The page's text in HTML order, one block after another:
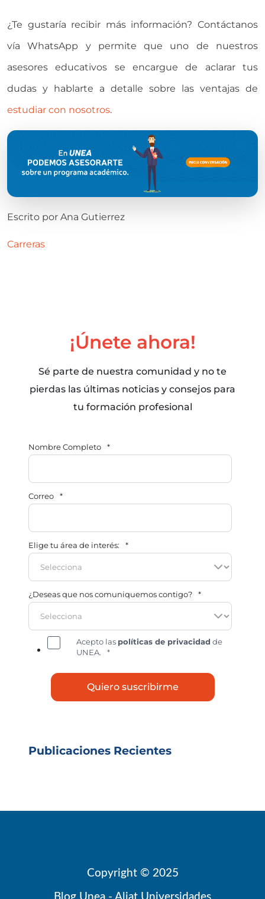
¿Te gustaría recibir más información? Contáctanos
vía WhatsApp y permite que uno de nuestros
asesores educativos se encargue de aclarar tus
dudas y hablarte a detalle sobre las ventajas de
estudiar con nosotros.
Escrito por Ana Gutierrez
Carreras
¡Únete ahora!
Sé parte de nuestra comunidad y no te
pierdas las últimas noticias y consejos para
tu formación profesional
Nombre Completo *
Correo *
Elige tu área de interés: *
¿Deseas que nos comuniquemos contigo? *
Acepto las políticas de privacidad de
UNEA.
*
Publicaciones Recientes
Copyright © 2025